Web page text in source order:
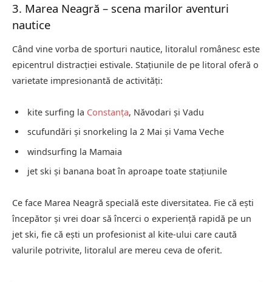
3. Marea Neagră – scena marilor aventuri
nautice
Când vine vorba de sporturi nautice, litoralul românesc este
epicentrul distracției estivale. Stațiunile de pe litoral oferă o
varietate impresionantă de activități:
kite surfing la Constanța, Năvodari și Vadu
scufundări și snorkeling la 2 Mai și Vama Veche
windsurfing la Mamaia
jet ski și banana boat în aproape toate stațiunile
Ce face Marea Neagră specială este diversitatea. Fie că ești
începător și vrei doar să încerci o experiență rapidă pe un
jet ski, fie că ești un profesionist al kite-ului care caută
valurile potrivite, litoralul are mereu ceva de oferit.